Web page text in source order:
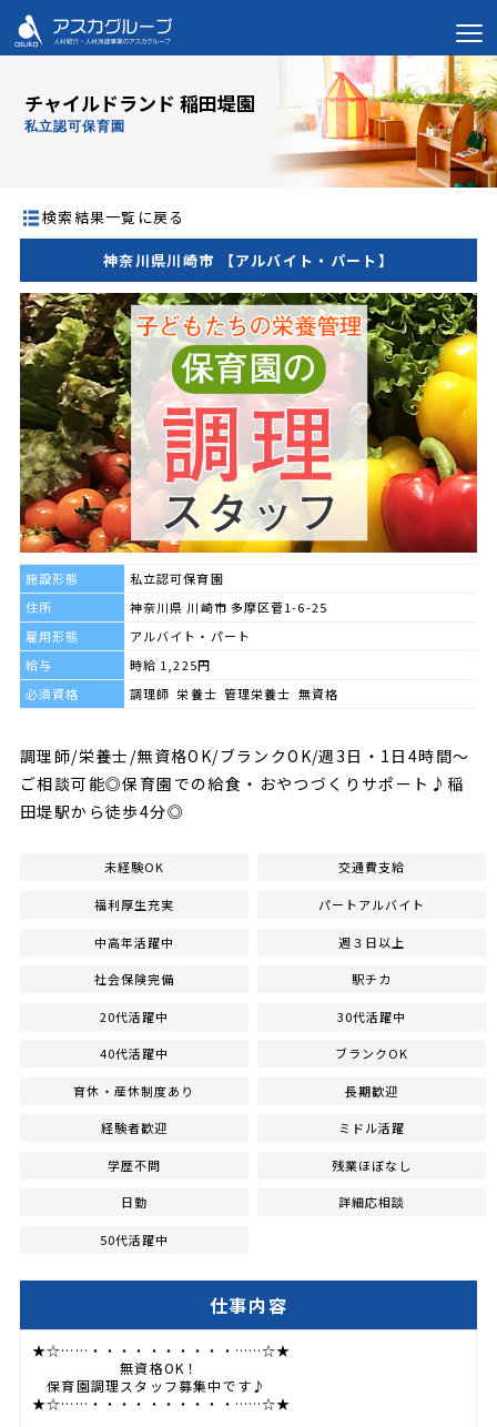
チャイルドランド 稲田堤園
私立認可保育園
検索結果一覧に戻る
神奈川県川崎市 【アルバイト・パート】
施設形態
私立認可保育園
住所
神奈川県 川崎市 多摩区菅1-6-25
雇用形態
アルバイト・パート
給与
時給 1,225円
必須資格
調理師 栄養士 管理栄養士 無資格
調理師/栄養士/無資格OK/ブランクOK/週3日・1日4時間～
ご相談可能◎保育園での給食・おやつづくりサポート♪稲
田堤駅から徒歩4分◎
未経験OK 交通費支給
福利厚生充実 パートアルバイト
中高年活躍中 週３日以上
社会保険完備 駅チカ
20代活躍中 30代活躍中
40代活躍中 ブランクOK
育休・産休制度あり 長期歓迎
経験者歓迎 ミドル活躍
学歴不問 残業ほぼなし
日勤 詳細応相談
50代活躍中
仕事内容
★☆……・・・・・・・・・・……☆★
無資格OK！
保育園調理スタッフ募集中です♪
★☆……・・・・・・・・・・……☆★